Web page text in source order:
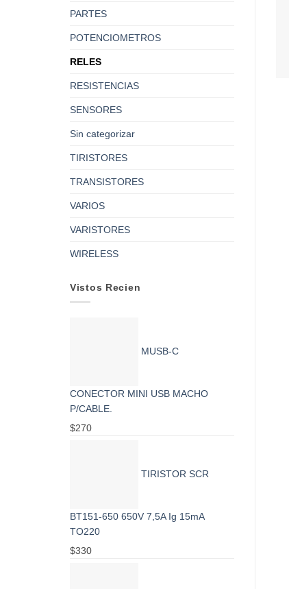
PARTES
POTENCIOMETROS
RELES
RESISTENCIAS
SENSORES
Sin categorizar
TIRISTORES
TRANSISTORES
VARIOS
VARISTORES
WIRELESS
Vistos Recien
MUSB-C
CONECTOR MINI USB MACHO
P/CABLE.
$270
TIRISTOR SCR
BT151-650 650V 7,5A Ig 15mA
TO220
$330